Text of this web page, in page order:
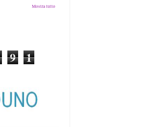
Mostra tutto
9 1